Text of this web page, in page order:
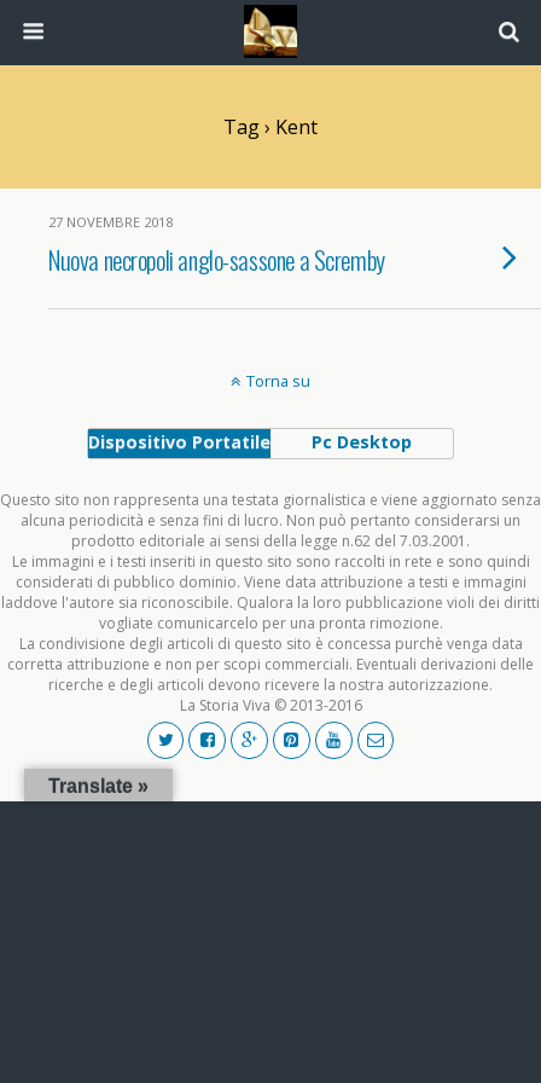
Tag › Kent
27 NOVEMBRE 2018
Nuova necropoli anglo-sassone a Scremby
Torna su
Dispositivo Portatile Pc Desktop
Questo sito non rappresenta una testata giornalistica e viene aggiornato senza
alcuna periodicità e senza fini di lucro. Non può pertanto considerarsi un
prodotto editoriale ai sensi della legge n.62 del 7.03.2001.
Le immagini e i testi inseriti in questo sito sono raccolti in rete e sono quindi
considerati di pubblico dominio. Viene data attribuzione a testi e immagini
laddove l'autore sia riconoscibile. Qualora la loro pubblicazione violi dei diritti
vogliate comunicarcelo per una pronta rimozione.
La condivisione degli articoli di questo sito è concessa purchè venga data
corretta attribuzione e non per scopi commerciali. Eventuali derivazioni delle
ricerche e degli articoli devono ricevere la nostra autorizzazione.
La Storia Viva © 2013-2016
Translate »